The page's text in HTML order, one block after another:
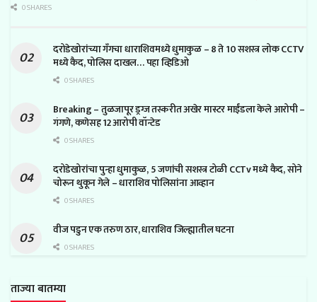
0 SHARES
दरोडेखोरांच्या गँगचा धाराशिवमध्ये धुमाकुळ – 8 ते 10 सशस्त्र लोक CCTV
मध्ये कैद, पोलिस दाखल… पहा व्हिडिओ
0 SHARES
Breaking – तुळजापूर ड्रग्ज तस्करीत अखेर मास्टर माईंडला केले आरोपी –
गंगणे, कणेसह 12 आरोपी वॉन्टेड
0 SHARES
दरोडेखोरांचा पुन्हा धुमाकुळ, 5 जणांची सशस्त्र टोळी CCTv मध्ये कैद, सोने
चोरून थुकून गेले – धाराशिव पोलिसांना आव्हान
0 SHARES
वीज पडुन एक तरुण ठार, धाराशिव जिल्ह्यातील घटना
0 SHARES
ताज्या बातम्या